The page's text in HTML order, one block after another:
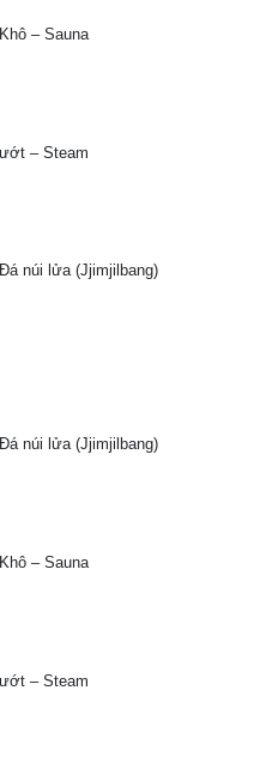
– Sauna
– Steam
núi lửa (Jjimjilbang)
núi lửa (Jjimjilbang)
– Sauna
– Steam